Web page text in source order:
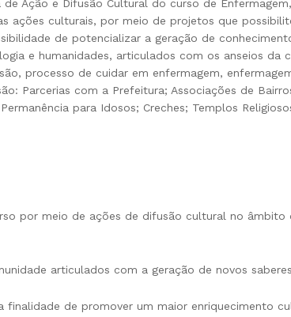
Ação e Difusão Cultural do curso de
ações culturais, por meio de projetos que
de potencializar a geração de
e humanidades, articulados com os anseios da
processo de cuidar em enfermagem,
Parcerias com a Prefeitura; Associações de
para Idosos; Creches; Templos
por meio de ações de difusão cultural no
articulados com a geração de novos
de promover um maior enriquecimento